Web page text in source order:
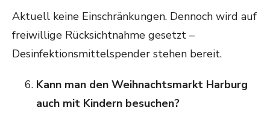
Aktuell keine Einschränkungen. Dennoch wird auf
freiwillige Rücksichtnahme gesetzt –
Desinfektionsmittelspender stehen bereit.
Kann man den Weihnachtsmarkt Harburg
auch mit Kindern besuchen?